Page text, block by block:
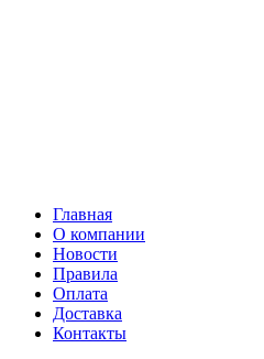
Главная
О компании
Новости
Правила
Оплата
Доставка
Контакты